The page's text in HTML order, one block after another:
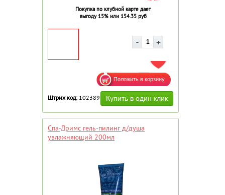
Покупка по клубной карте дает
выгоду 15% или 154.35 руб
ДОБАВИТЬ В ИЗБРАННОЕ
Штрих код: 102389
Спа-Дримс гель-пилинг д/душа
увлажняющий 200мл